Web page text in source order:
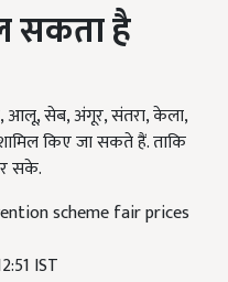
सकता है
आलू, सेब, अंगूर, संतरा, केला,
किए जा सकते हैं. ताकि
सके.
scheme fair prices
IST